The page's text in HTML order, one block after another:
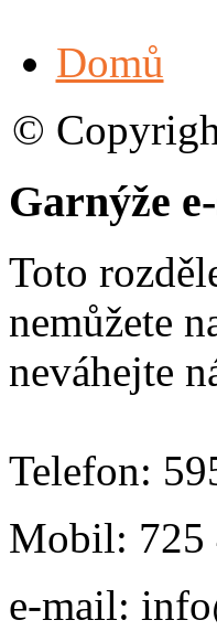
Domů
©
Garnýže
Toto
nemůžete
neváhejte
Telefon:
Mobil: 725
e-mail: